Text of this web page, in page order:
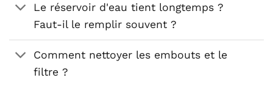
Le réservoir d'eau tient longtemps ?
Faut-il le remplir souvent ?
Comment nettoyer les embouts et le
filtre ?